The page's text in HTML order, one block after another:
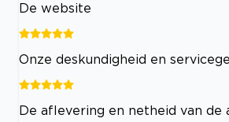
De website
Onze deskundigheid en
De aflevering en netheid van de